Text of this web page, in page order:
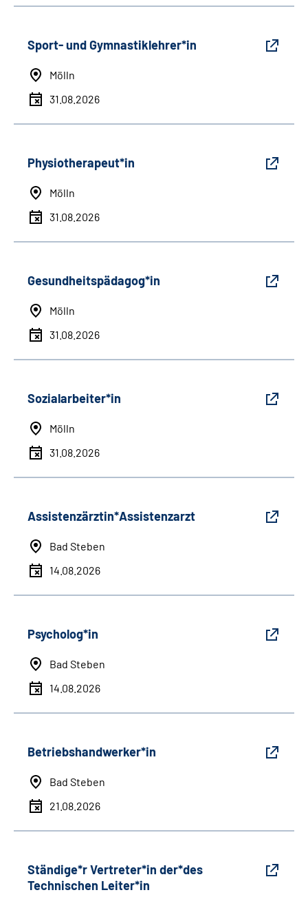
Sport- und Gymnastiklehrer*in
Mölln
31.08.2026
Physiotherapeut*in
Mölln
31.08.2026
Gesundheitspädagog*in
Mölln
31.08.2026
Sozialarbeiter*in
Mölln
31.08.2026
Assistenzärztin*Assistenzarzt
Bad Steben
14.08.2026
Psycholog*in
Bad Steben
14.08.2026
Betriebshandwerker*in
Bad Steben
21.08.2026
Ständige*r Vertreter*in der*des
Technischen Leiter*in